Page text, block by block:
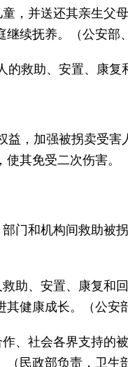
并送还其亲生父母
继续抚养。（公安部
救助、安置、康复
，加强被拐卖受害
其免受二次伤害。
和机构间救助被拐
、安置、康复和回
其健康成长。（公
社会各界支持的被
（民政部负责，卫生